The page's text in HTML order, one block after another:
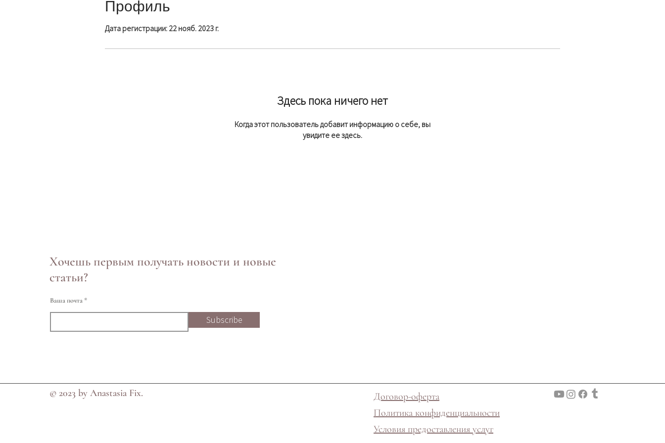
Профиль
Дата регистрации: 22 нояб. 2023 г.
Здесь пока ничего нет
Когда этот пользователь добавит информацию о себе, вы
увидите ее здесь.
Хочешь первым получать новости и новые
статьи?
Ваша почта
Subscribe
© 2023 by Anastasia Fix.
Договор-оферта
Политика конфиденциальности
Условия предоставления услуг